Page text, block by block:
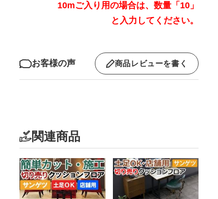
10mご入り用の場合は、数量「10」
と入力してください。
お客様の声 商品レビューを書く
関連商品